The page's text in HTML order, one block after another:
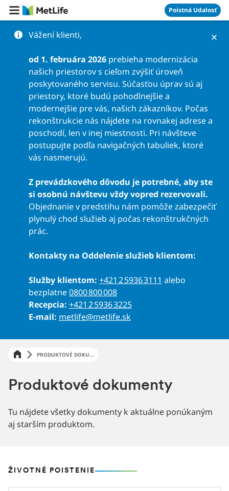
Preskočiť na obsah Poistná Udalosť
Vážení klienti,
od 1. februára 2026 prebieha modernizácia
našich priestorov s cieľom zvýšiť úroveň
poskytovaného servisu. Súčasťou úprav sú aj
priestory, ktoré budú pohodlnejšie a
modernejšie pre vás, našich zákazníkov. Počas
rekonštrukcie nás nájdete na rovnakej adrese a
poschodí, len v inej miestnosti. Pri návšteve
postupujte podľa navigačných tabuliek, ktoré
vás nasmerujú.
Z prevádzkového dôvodu je potrebné, aby ste
si osobnú návštevu vždy vopred rezervovali.
Objednanie v predstihu nám pomôže zabezpečiť
plynulý chod služieb aj počas rekonštrukčných
prác.
Kontakty na Oddelenie služieb klientom:
Služby klientom: +421 2 5936 3111 alebo
bezplatne0800 800 008
Recepcia: +421 2 5936 3225
E-mail: metlife@metlife.sk
PRODUKTOVÉ DOKU...
Produktové dokumenty
Tu nájdete všetky dokumenty k aktuálne ponúkaným
aj starším produktom.
ŽIVOTNÉ POISTENIE